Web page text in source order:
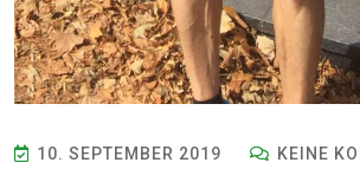
10. SEPTEMBER 2019 KEINE